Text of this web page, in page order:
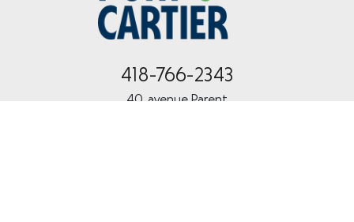
418-766-2343
40, avenue Parent